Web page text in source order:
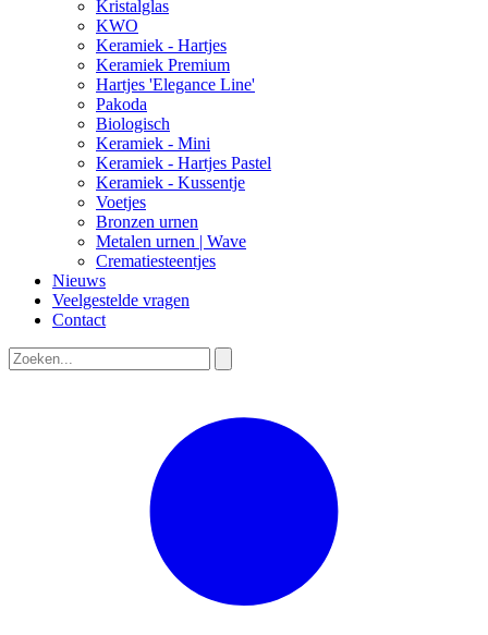
Kristalglas
KWO
Keramiek - Hartjes
Keramiek Premium
Hartjes 'Elegance Line'
Pakoda
Biologisch
Keramiek - Mini
Keramiek - Hartjes Pastel
Keramiek - Kussentje
Voetjes
Bronzen urnen
Metalen urnen | Wave
Crematiesteentjes
Nieuws
Veelgestelde vragen
Contact